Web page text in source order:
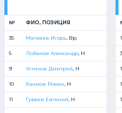
№ ФИО, ПОЗИЦИЯ
35 Матвеев Игорь, Вр.
5 Лобанов Александр, Н
9 Устинов Дмитрий, Н
10 Хаимов Роман, Н
11 Гуреев Евгений, Н
1
3